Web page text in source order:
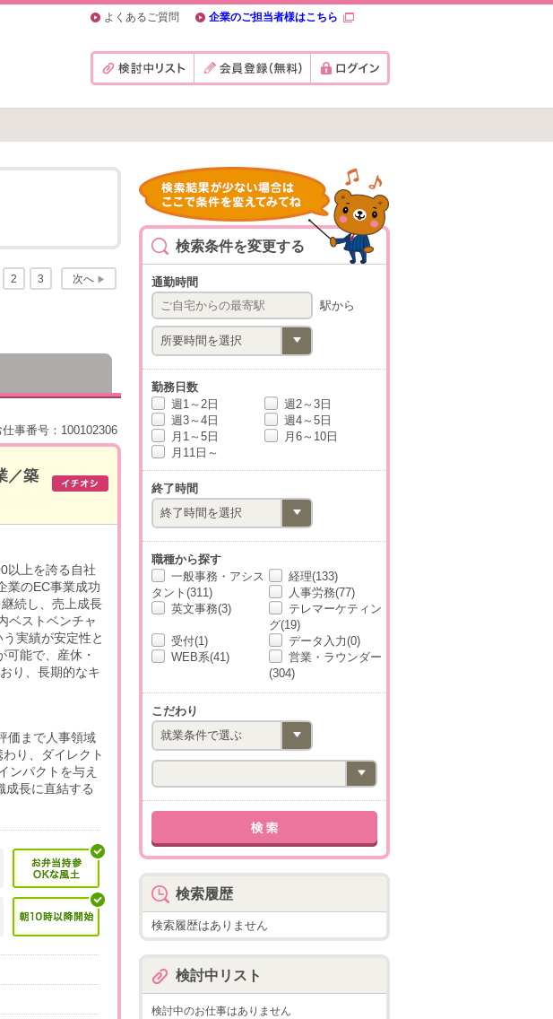
よくあるご質問 企業のご担当者様はこちら
2 3 次へ ▶
仕事番号：100102306
／築
以上を誇る自社
業のEC事業成功
続し、売上成長
ベストベンチャ
実績が安定性と
能で、産休・
り、長期的なキ
価まで人事領域
り、ダイレクト
ンパクトを与え
成長に直結する
検索条件を変更する
通勤時間
駅から
勤務日数
週1～2日
週2～3日
週3～4日
週4～5日
月1～5日
月6～10日
月11日～
終了時間
職種から探す
一般事務・アシス
タント(311)
経理(133)
人事労務(77)
英文事務(3)
テレマーケティン
グ(19)
受付(1)
データ入力(0)
WEB系(41)
営業・ラウンダー
(304)
こだわり
検索履歴
検索履歴はありません
検討中リスト
検討中のお仕事はありません